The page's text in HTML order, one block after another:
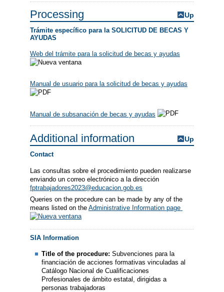
Processing Up
Trámite específico para la SOLICITUD DE BECAS Y
AYUDAS
Web del trámite para la solicitud de becas y ayudas
Manual de usuario para la solicitud de becas y ayudas
Manual de subsanación de becas y ayudas
Additional information Up
Contact
Las consultas sobre el procedimiento pueden realizarse
enviando un correo electrónico a la dirección
fptrabajadores2023@educacion.gob.es
Queries on the procedure can be made by any of the
means listed on the Administrative Information page
SIA Information
Title of the procedure:Subvenciones para la
financiación de acciones formativas vinculadas al
Catálogo Nacional de Cualificaciones
Profesionales de ámbito estatal, dirigidas a
personas trabajadoras